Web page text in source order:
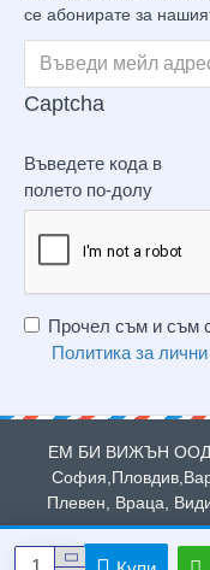
се абонирате за
Captcha
Въведете кода в
полето по-долу
Прочел съм и съм
Политика за
ЕМ БИ ВИЖЪН ООД,
Плевен, Враца,